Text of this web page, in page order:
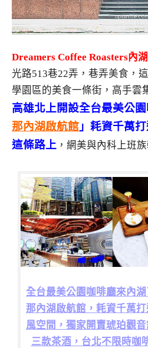
Dreamers Coffee Roasters內
光路513巷22弄，巷弄美食，
學園區的美食一條街，高手雲
高雄北上開設全台最美公
那內湖啟航館 」耗資千萬
這條路上 ，網美與內科上班
全台最美公園咖啡廳來內
那內湖啟航館，耗資千萬
風空間，獨家開賣琥珀觀音
三款茶酒，台北不限時咖